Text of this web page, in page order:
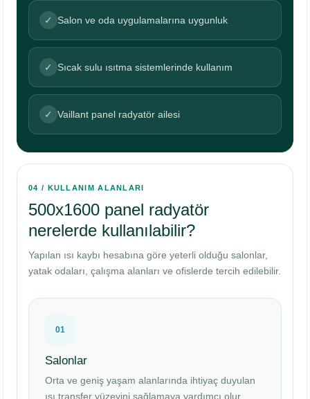
✓ Salon ve oda uygulamalarına uygunluk
✓ Sıcak sulu ısıtma sistemlerinde kullanım
✓ Vaillant panel radyatör ailesi
04 / KULLANIM ALANLARI
500x1600 panel radyatör
nerelerde kullanılabilir?
Yapılan ısı kaybı hesabına göre yeterli olduğu salonlar,
yatak odaları, çalışma alanları ve ofislerde tercih edilebilir.
01
Salonlar
Orta ve geniş yaşam alanlarında ihtiyaç duyulan
ısı transfer yüzeyini sağlamaya yardımcı olur.